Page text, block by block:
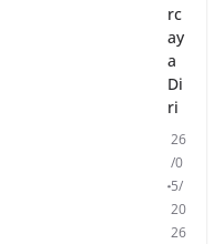
rc
ay
a
Di
ri
26
/0
5/
20
26